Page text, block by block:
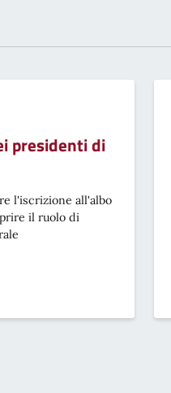
presidenti di
l'iscrizione all'albo
il ruolo di
DI SEGGIO}